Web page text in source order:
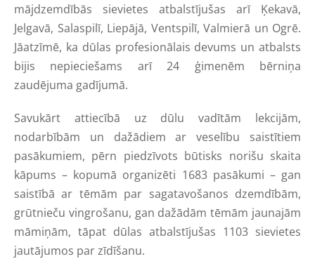
mājdzemdībās sievietes atbalstījušas arī Ķekavā,
Jelgavā, Salaspilī, Liepājā, Ventspilī, Valmierā un Ogrē.
Jāatzīmē, ka dūlas profesionālais devums un atbalsts
bijis nepieciešams arī 24 ģimenēm bērniņa
zaudējuma gadījumā.
Savukārt attiecībā uz dūlu vadītām lekcijām,
nodarbībām un dažādiem ar veselību saistītiem
pasākumiem, pērn piedzīvots būtisks norišu skaita
kāpums – kopumā organizēti 1683 pasākumi – gan
saistībā ar tēmām par sagatavošanos dzemdībām,
grūtnieču vingrošanu, gan dažādām tēmām jaunajām
māmiņām, tāpat dūlas atbalstījušas 1103 sievietes
jautājumos par zīdīšanu.